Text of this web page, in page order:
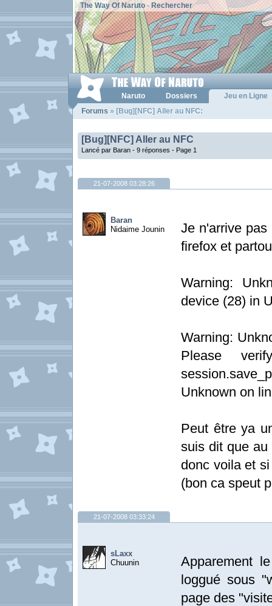
The Way Of Naruto- Rechercher
Naruto Dossiers
Jeu en Ligne
Forums » [Bug][NFC] Aller au NFC:
[Bug][NFC] Aller au NFC
Lancé par Baran - 9 réponses - Page 1
21-07-2008 03:28:26
Baran
Nidaime Jounin
Je n'arrive
firefox et
Warning:
device (28) in
Warning:
Please
Unknown on
Peut être ya
suis dit que
donc voila et
(bon ca speut
21-07-2008 03:33:24
sLaxx
Chuunin
Apparement
loggué sous
page des